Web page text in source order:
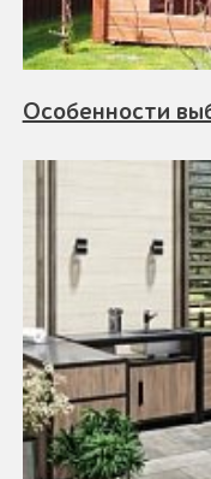
Особенности